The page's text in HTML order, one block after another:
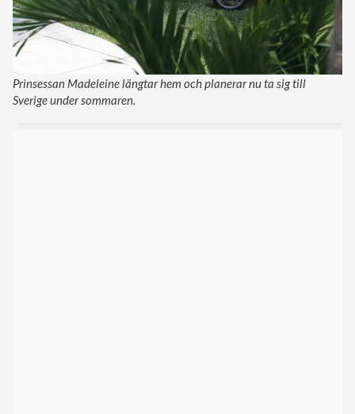
Prinsessan Madeleine längtar hem och planerar nu ta sig till
Sverige under sommaren.